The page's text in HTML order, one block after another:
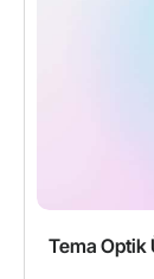
Tema Optik